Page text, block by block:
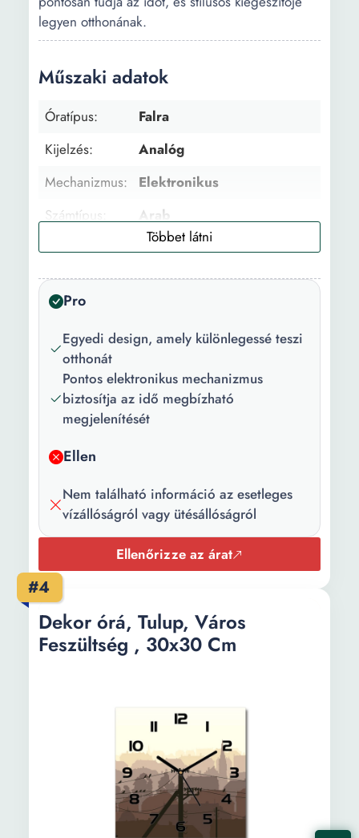
legyen otthonának.
Műszaki adatok
Óratípus:
Falra
Kijelzés:
Analóg
Mechanizmus:
Elektronikus
Számtípus:
Arab
Forma:
Négyzet Ovális
Szín:
Barna
Pro
Egyedi design, amely különlegessé teszi
otthonát
Pontos elektronikus mechanizmus
biztosítja az idő megbízható
megjelenítését
Ellen
Nem található információ az esetleges
vízállóságról vagy ütésállóságról
Ellenőrizze az árat
#4
Dekor órá, Tulup, Város
Feszültség , 30x30 Cm